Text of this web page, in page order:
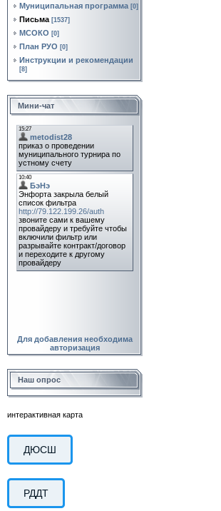
Муниципальная программа [0]
Письма [1537]
МСОКО [0]
План РУО [0]
Инструкции и рекомендации
[8]
Мини-чат
Для добавления необходима
авторизация
Наш опрос
интерактивная карта
ДЮСШ
РДДТ